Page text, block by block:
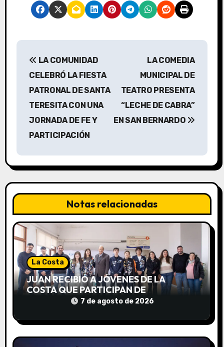
N
a
c
i
ó
n
d
e
e
n
t
LA COMUNIDAD
CELEBRÓ LA FIESTA
PATRONAL DE SANTA
TERESITA CON UNA
JORNADA DE FE Y
PARTICIPACIÓN
LA COMEDIA
MUNICIPAL DE
TEATRO PRESENTA
“LECHE DE CABRA”
EN SAN BERNARDO
Notas relacionadas
La Costa
JUAN RECIBIÓ A JÓVENES DE LA
COSTA QUE PARTICIPAN DE
INTERCAMBIOS CULTURALES EN
7 de agosto de 2026